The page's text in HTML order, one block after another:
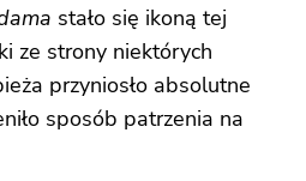
stało się ikoną tej
ze strony niektórych
przyniosło absolutne
sposób patrzenia na